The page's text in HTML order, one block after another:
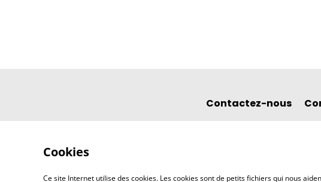
Contactez-nous
Cookies
Ce site Internet utilise des cookies. Les cookies sont de petits fichiers qui nous